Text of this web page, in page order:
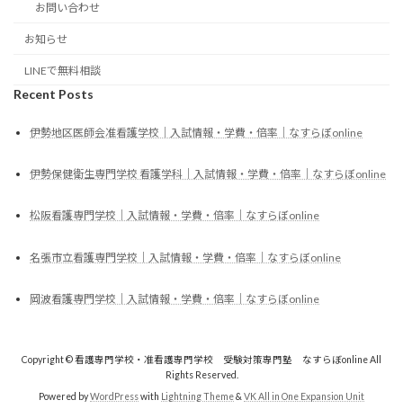
お問い合わせ
お知らせ
LINEで無料相談
Recent Posts
伊勢地区医師会准看護学校｜入試情報・学費・倍率｜なすらぼonline
伊勢保健衛生専門学校 看護学科｜入試情報・学費・倍率｜なすらぼonline
松阪看護専門学校｜入試情報・学費・倍率｜なすらぼonline
名張市立看護専門学校｜入試情報・学費・倍率｜なすらぼonline
岡波看護専門学校｜入試情報・学費・倍率｜なすらぼonline
Copyright © 看護専門学校・准看護専門学校 受験対策専門塾 なすらぼonline All
Rights Reserved.
Powered byWordPresswith Lightning Theme& VK All in One Expansion Unit